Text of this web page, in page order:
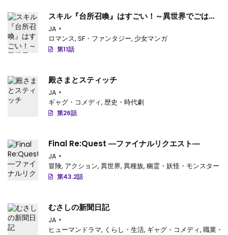
スキル『台所召喚』はすごい！～異世界でごはん
作ってポイントためます～
JA
ロマンス, SF・ファンタジー, 少女マンガ
第11話
殿さまとスティッチ
JA
ギャグ・コメディ, 歴史・時代劇
第26話
Final Re:Quest ―ファイナルリクエスト―
JA
冒険, アクション, 異世界, 異種族, 幽霊・妖怪・モンスター
第43.2話
むさしの新聞日記
JA
ヒューマンドラマ, くらし・生活, ギャグ・コメディ, 職業・